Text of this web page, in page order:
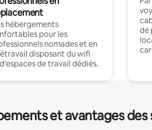
hébergements
pour les
nomades et en
disposant du wifi
de travail dédiés.
de
et avantages